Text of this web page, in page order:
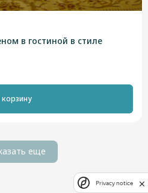
в гостиной в стиле
корзину
еще
Privacy notice